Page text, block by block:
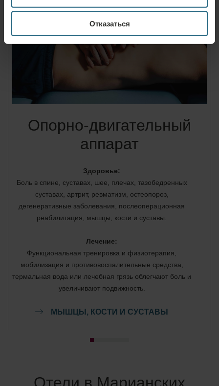
Отказаться
Опорно-двигательный
аппарат
Здоровье:
Боль в спине, суставах, шее, плечах, тазобедренных
суставах, артрит, ревматизм, остеопороз,
дегенеративные заболевания, послеоперационная
реабилитация, мышцы, кости и суставы.
Лечение:
Функциональная тренировка и физиотерапия,
мобилизация и противовоспалительные средства,
термальная вода или лечебная грязь облегчают боль и
увеличивают подвижность.
МЫШЦЫ, КОСТИ И СУСТАВЫ